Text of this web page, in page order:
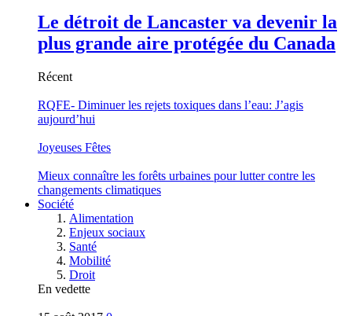
Le détroit de Lancaster va devenir la
plus grande aire protégée du Canada
Récent
RQFE- Diminuer les rejets toxiques dans l’eau: J’agis
aujourd’hui
Joyeuses Fêtes
Mieux connaître les forêts urbaines pour lutter contre les
changements climatiques
Société
Alimentation
Enjeux sociaux
Santé
Mobilité
Droit
En vedette